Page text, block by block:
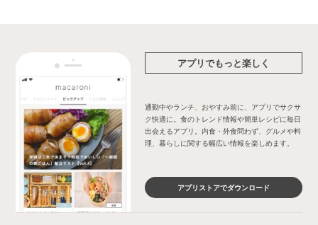
アプリでもっと楽しく
通勤中やランチ、おやすみ前に、アプリでサクサ
ク快適に。食のトレンド情報や簡単レシピに毎日
出会えるアプリ。内食・外食問わず、グルメや料
理、暮らしに関する幅広い情報を楽しめます。
アプリストアでダウンロード